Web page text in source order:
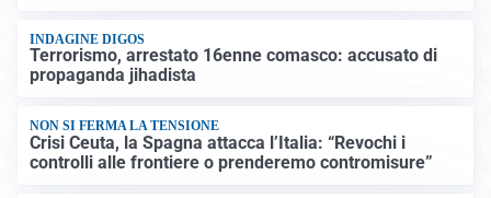
INDAGINE DIGOS
Terrorismo, arrestato 16enne comasco: accusato di
propaganda jihadista
NON SI FERMA LA TENSIONE
Crisi Ceuta, la Spagna attacca l’Italia: “Revochi i
controlli alle frontiere o prenderemo contromisure”